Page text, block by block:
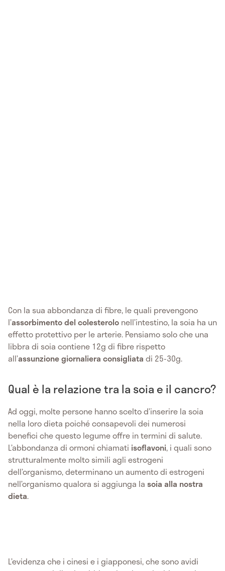
Con la sua abbondanza di fibre, le quali prevengono
l’assorbimento del colesterolo nell’intestino, la soia ha un
effetto protettivo per le arterie. Pensiamo solo che una
libbra di soia contiene 12g di fibre rispetto
all’assunzione giornaliera consigliata di 25-30g.
Qual è la relazione tra la soia e il cancro?
Ad oggi, molte persone hanno scelto d’inserire la soia
nella loro dieta poiché consapevoli dei numerosi
benefici che questo legume offre in termini di salute.
L’abbondanza di ormoni chiamati isoflavoni, i quali sono
strutturalmente molto simili agli estrogeni
dell’organismo, determinano un aumento di estrogeni
nell’organismo qualora si aggiunga la soia alla nostra
dieta.
L’evidenza che i cinesi e i giapponesi, che sono avidi